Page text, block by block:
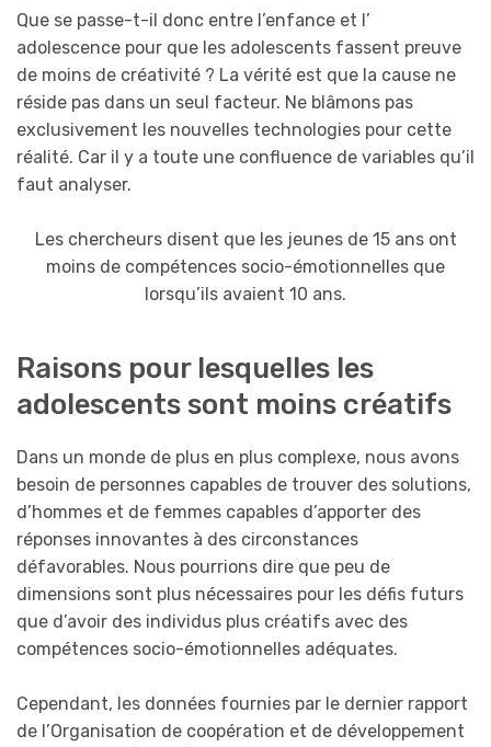
Que se passe-t-il donc entre l’enfance et l’
adolescence pour que les adolescents fassent preuve
de moins de créativité ? La vérité est que la cause ne
réside pas dans un seul facteur. Ne blâmons pas
exclusivement les nouvelles technologies pour cette
réalité. Car il y a toute une confluence de variables qu’il
faut analyser.
Les chercheurs disent que les jeunes de 15 ans ont
moins de compétences socio-émotionnelles que
lorsqu’ils avaient 10 ans.
Raisons pour lesquelles les
adolescents sont moins créatifs
Dans un monde de plus en plus complexe, nous avons
besoin de personnes capables de trouver des solutions,
d’hommes et de femmes capables d’apporter des
réponses innovantes à des circonstances
défavorables. Nous pourrions dire que peu de
dimensions sont plus nécessaires pour les défis futurs
que d’avoir des individus plus créatifs avec des
compétences socio-émotionnelles adéquates.
Cependant, les données fournies par le dernier rapport
de l’Organisation de coopération et de développement